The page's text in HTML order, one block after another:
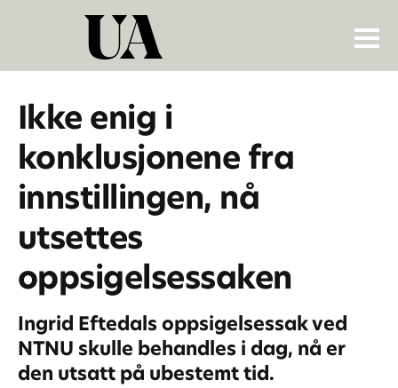
Ikke enig i
konklusjonene fra
innstillingen, nå
utsettes
oppsigelsessaken
Ingrid Eftedals oppsigelsessak ved
NTNU skulle behandles i dag, nå er
den utsatt på ubestemt tid.